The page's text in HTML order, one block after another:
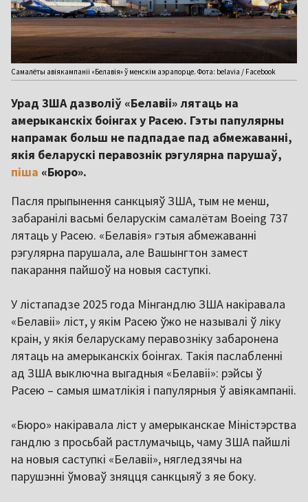
Самалёты авіякампаніі «Белавія» ў менскім аэрапорце. Фота: belavia / Facebook
Урад ЗША дазволіў «Белавіі» лятаць на
амерыканскіх боінгах у Расею. Гэты папулярны
напрамак больш не падпадае пад абмежаванні,
якія беларускі перавознік рэгулярна парушаў,
піша «Бюро».
Пасля прыпынення санкцыяў ЗША, тым не менш,
забаранілі васьмі беларускім самалётам Boeing 737
лятаць у Расею. «Белавія» гэтыя абмежаванні
рэгулярна парушала, але Вашынгтон замест
пакарання пайшоў на новыя саступкі.
У лістападзе 2025 года Мінгандлю ЗША накіравала
«Белавіі» ліст, у якім Расею ўжо не называлі ў ліку
краін, у якія беларускаму перавозніку забаронена
лятаць на амерыканскіх боінгах. Такія паслабленні
ад ЗША выключна выгадныя «Белавіі»: рэйсы ў
Расею – самыя шматлікія і папулярныя ў авіякампаніі.
«Бюро» накіравала ліст у амерыканскае Міністэрства
гандлю з просьбай растлумачыць, чаму ЗША пайшлі
на новыя саступкі «Белавіі», нягледзячы на
парушэнні ўмоваў зняцця санкцыяў з яе боку.